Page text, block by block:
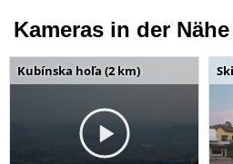
Kameras in der Nähe
Kubínska hoľa (2 km)